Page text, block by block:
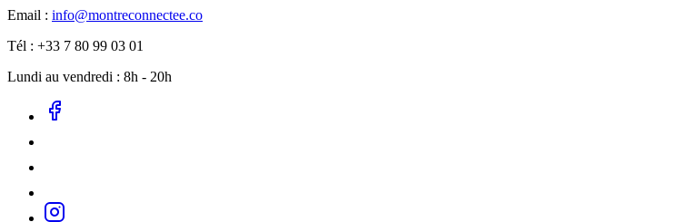
Email : info@montreconnectee.co
Tél : +33 7 80 99 03 01
Lundi au vendredi : 8h - 20h